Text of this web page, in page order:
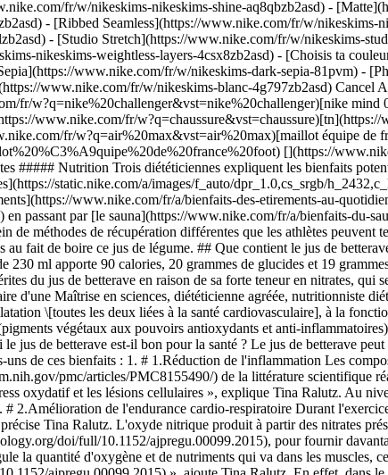
fr/w/nikeskims-nikeskims-shine-aq8qbzb2asd) -
- [Ribbed Seamless](https://www.nike.com/fr/w/nikeskims-
- [Studio Stretch](https://www.nike.com/fr/w/nikeskims-
nikeskims-weightless-layers-4csx8zb2asd) - [Choisis ta couleur](https://www.nike.com/fr/w/nikeskims-b2asd) - [Obsidienne](https://www.nike.com/fr/w/nikeskims-noir-90poyzb2asd) - [Dark Sepia](https://www.nike.com/fr/w/nikeskims-dark-sepia-81pvm) - [Phoenix](https://www.nike.com/fr/w/nikeskims-phoenix-1jhtj) - [Cobalt](https://www.nike.com/fr/w/nikeskims-bleu-8hfx3zb2asd) - [Ivory](https://www.nike.com/fr/w/nikeskims-blanc-4g797zb2asd) Cancel Annuler Recherches populaires [challenger](https://www.nike.com/fr/w?q=challenger&vst=challenger)[nike challenger](https://www.nike.com/fr/w?q=nike%20challenger&vst=nike%20challenger)[nike mind 001](https://www.nike.com/fr/w?q=nike%20mind%20001&vst=nike%20mind%20001)[chaussure](https://www.nike.com/fr/w?q=chaussure&vst=chaussure)[tn](https://www.nike.com/fr/w?q=tn&vst=tn)[air force 1](https://www.nike.com/fr/w?q=air%20force%201&vst=air%20force%201)[air max](https://www.nike.com/fr/w?q=air%20max&vst=air%20max)[maillot équipe de france foot](https://www.nike.com/fr/w?q=maillot%20%C3%A9quipe%20de%20france%20foot&vst=maillot%20%C3%A9quipe%20de%20france%20foot) [](https://www.nike.com/fr/favorites "Favoris")[](https://www.nike.com/fr/cart "Articles du panier: 0") # Les 4 bienfaits du jus de betterave d'après les spécialistes ##### Nutrition Trois diététiciennes expliquent les bienfaits potentiels du jus de betterave. Dernière mise à jour : 27 septembre 2022 7 min. de lecture ![Les 4 bienfaits du jus de betterave d'après les spécialistes](https://static.nike.com/a/images/f_auto/dpr_1.0,cs_srgb/h_2432,c_limit/ebb81968-c6f9-4278-967c-1f33a9a8b022/les-4-bienfaits-du-jus-de-betterave-d-apr%C3%A8s-les-sp%C3%A9cialistes.jpg) Des [étirements](https://www.nike.com/fr/a/bienfaits-des-etirements-au-quotidien) aux massages avec un [rouleau en mousse](https://www.nike.com/fr/a/comment-utiliser-un-rouleau-en-mousse) en passant par [le sauna](https://www.nike.com/fr/a/bienfaits-du-sauna-apres-un-entrainement) ou [les bains de glace](https://www.nike.com/fr/a/recuperation-bain-de-glace), il existe plein de méthodes de récupération différentes que les athlètes peuvent tester. Mais qu'en est-il du jus de betterave à boire ? Lisez cet article pour découvrir les avis des spécialistes sur les bienfaits